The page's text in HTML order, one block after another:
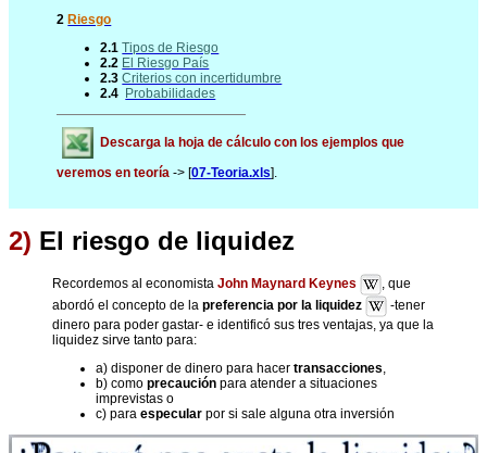
2 Riesgo
2.1Tipos de Riesgo
2.2 El Riesgo País
2.3 Criterios con incertidumbre
2.4 Probabilidades
Descarga la hoja de cálculo con los ejemplos que
veremos en teoría -> [07-Teoria.xls].
2) El riesgo de liquidez
Recordemos al economista John Maynard Keynes
, que
abordó el concepto de la preferencia por la liquidez
-tener
dinero para poder gastar- e identificó sus tres ventajas, ya que la
liquidez sirve tanto para:
a) disponer de dinero para hacer transacciones,
b) como precaución para atender a situaciones
imprevistas o
c) para especular por si sale alguna otra inversión